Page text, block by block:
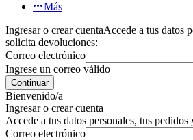
Más
Ingresar o crear cuentaAccede a tus datos
solicita devoluciones:
Correo electrónico
Ingrese un correo válido
Continuar
Bienvenido/a
Ingresar o crear cuenta
Accede a tus datos personales, tus
Correo electrónico